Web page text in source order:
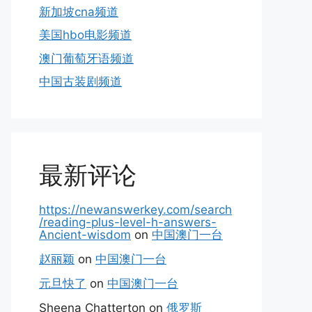
新加坡cna频道
美国hbo电影频道
澳门葡萄牙语频道
中国古装剧频道
最新评论
https://newanswerkey.com/search
/reading-plus-level-h-answers-
Ancient-wisdom on 中国澳门一台
赵丽颖 on 中国澳门一台
元旦快了 on 中国澳门一台
Sheena Chatterton on 俄罗斯